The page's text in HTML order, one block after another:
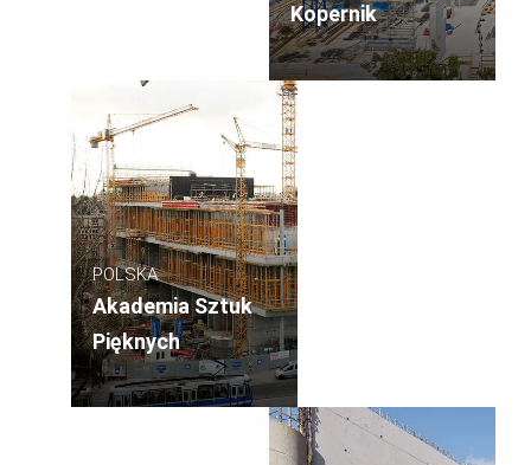
Kopernik
POLSKA
Akademia Sztuk
Pięknych